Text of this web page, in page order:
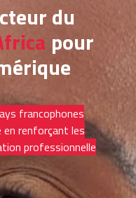
du
pour
francophones
en renforçant les
professionnelle